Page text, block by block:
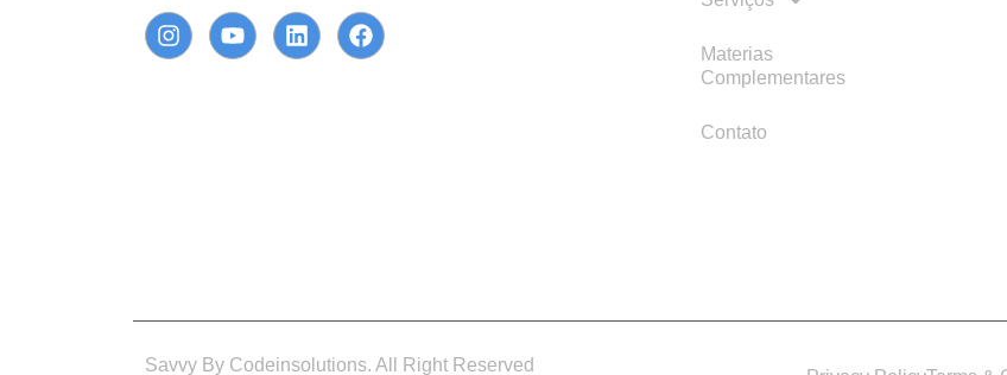
Materias
Complementares
Contato
Savvy By Codeinsolutions. All Right Reserved